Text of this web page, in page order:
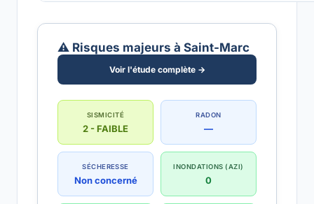
⚠️ Risques majeurs à Saint-Marc
Voir l'étude complète →
SISMICITÉ
2 - FAIBLE
RADON
—
SÉCHERESSE
Non concerné
INONDATIONS (AZI)
0